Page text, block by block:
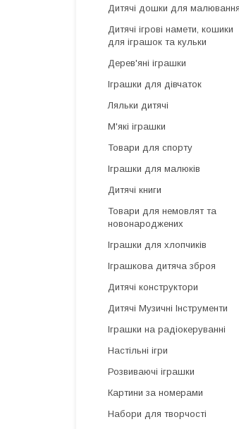
Дитячі дошки для малювання
Дитячі ігрові намети, кошики
для іграшок та кульки
Дерев'яні іграшки
Іграшки для дівчаток
Ляльки дитячі
М'які іграшки
Товари для спорту
Іграшки для малюків
Дитячі книги
Товари для немовлят та
новонароджених
Іграшки для хлопчиків
Іграшкова дитяча зброя
Дитячі конструктори
Дитячі Музичні Інструменти
Іграшки на радіокеруванні
Настільні ігри
Розвиваючі іграшки
Картини за номерами
Набори для творчості